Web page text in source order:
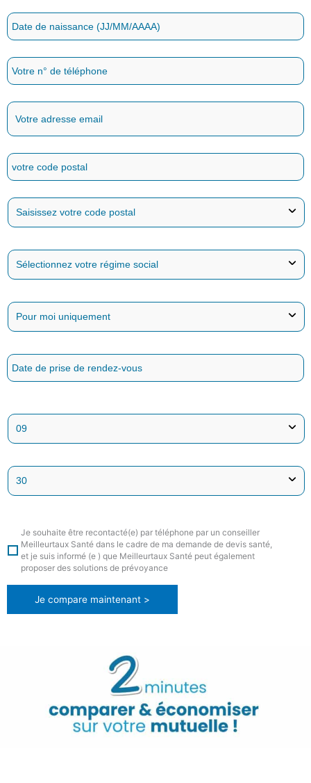
Je souhaite être recontacté(e) par téléphone par un conseiller
Meilleurtaux Santé dans le cadre de ma demande de devis santé,
et je suis informé (e ) que Meilleurtaux Santé peut également
proposer des solutions de prévoyance
Je compare maintenant >